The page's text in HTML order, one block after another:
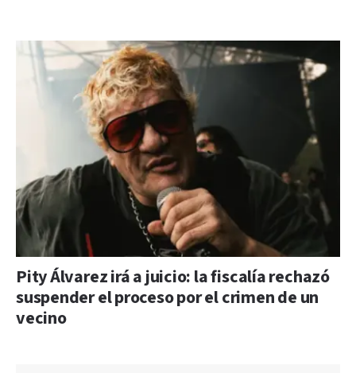
Pity Álvarez irá a juicio: la fiscalía rechazó
suspender el proceso por el crimen de un
vecino